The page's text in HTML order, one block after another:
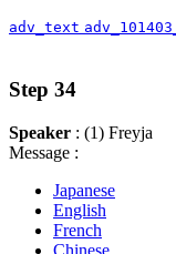
adv_text
Step 34
Speaker : (1) Freyja
Message :
Japanese
English
French
Chinese